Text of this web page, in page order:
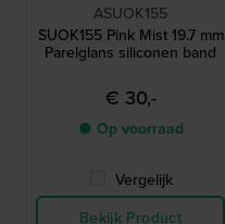
ASUOK155
SUOK155 Pink Mist 19.7 mm
Parelglans siliconen band
€ 30,-
● Op voorraad
Vergelijk
Bekijk Product